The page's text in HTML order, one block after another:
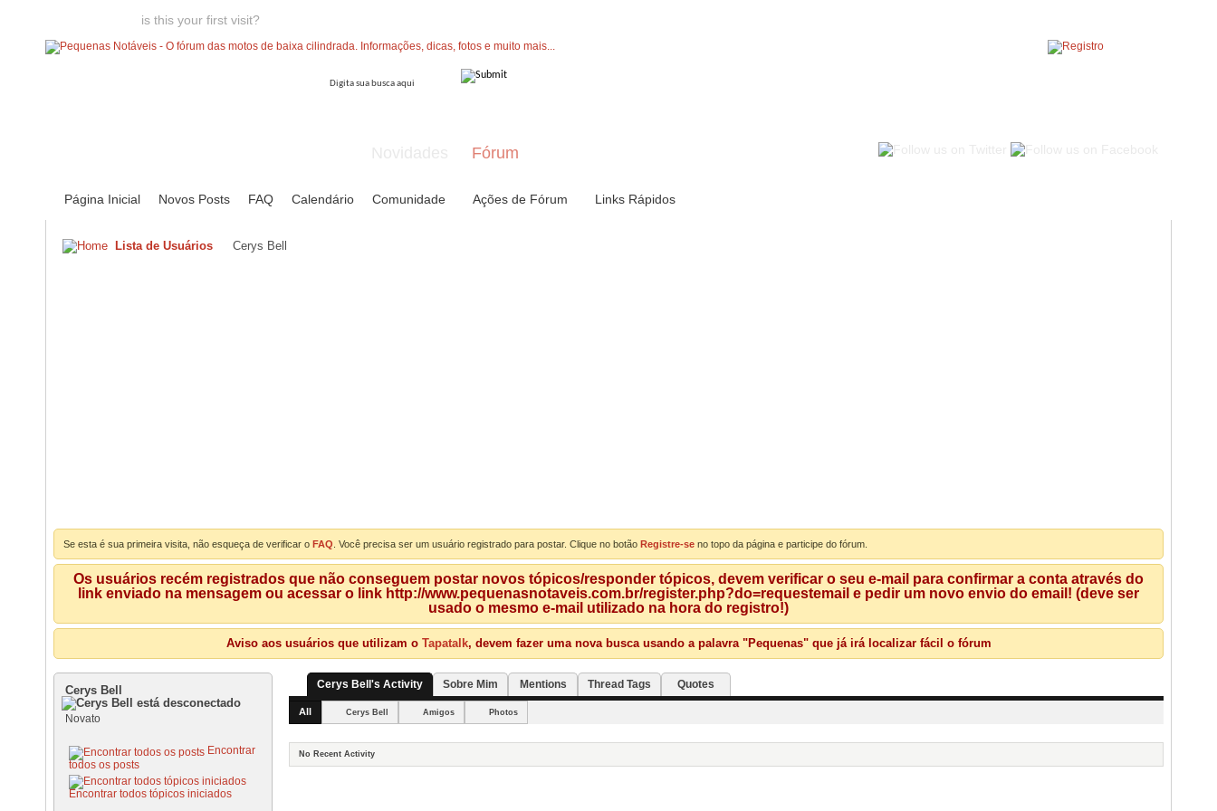
is this your first visit?
Fórum
Página Inicial Novos Posts FAQ Calendário Comunidade Ações de Fórum Links Rápidos
Lista de Usuários Cerys Bell
Se esta é sua primeira visita, não esqueça de verificar o FAQ . Você precisa ser um usuário registrado para postar. Clique no botão Registre-se no topo da página e participe do fórum.
Os usuários recém registrados que não conseguem postar novos tópicos/responder tópicos, devem verificar o seu e-mail para confirmar a conta através do
link enviado na mensagem ou acessar o link http://www.pequenasnotaveis.com.br/register.php?do=requestemail e pedir um novo envio do email! (deve ser
usado o mesmo e-mail utilizado na hora do registro!)
Aviso aos usuários que utilizam o Tapatalk, devem fazer uma nova busca usando a palavra "Pequenas" que já irá localizar fácil o fórum
Cerys Bell
Novato
Encontrar
todos os posts
Encontrar todos tópicos iniciados
Cerys Bell's Activity Sobre Mim Mentions Thread Tags Quotes
All Cerys Bell Amigos Photos
No Recent Activity